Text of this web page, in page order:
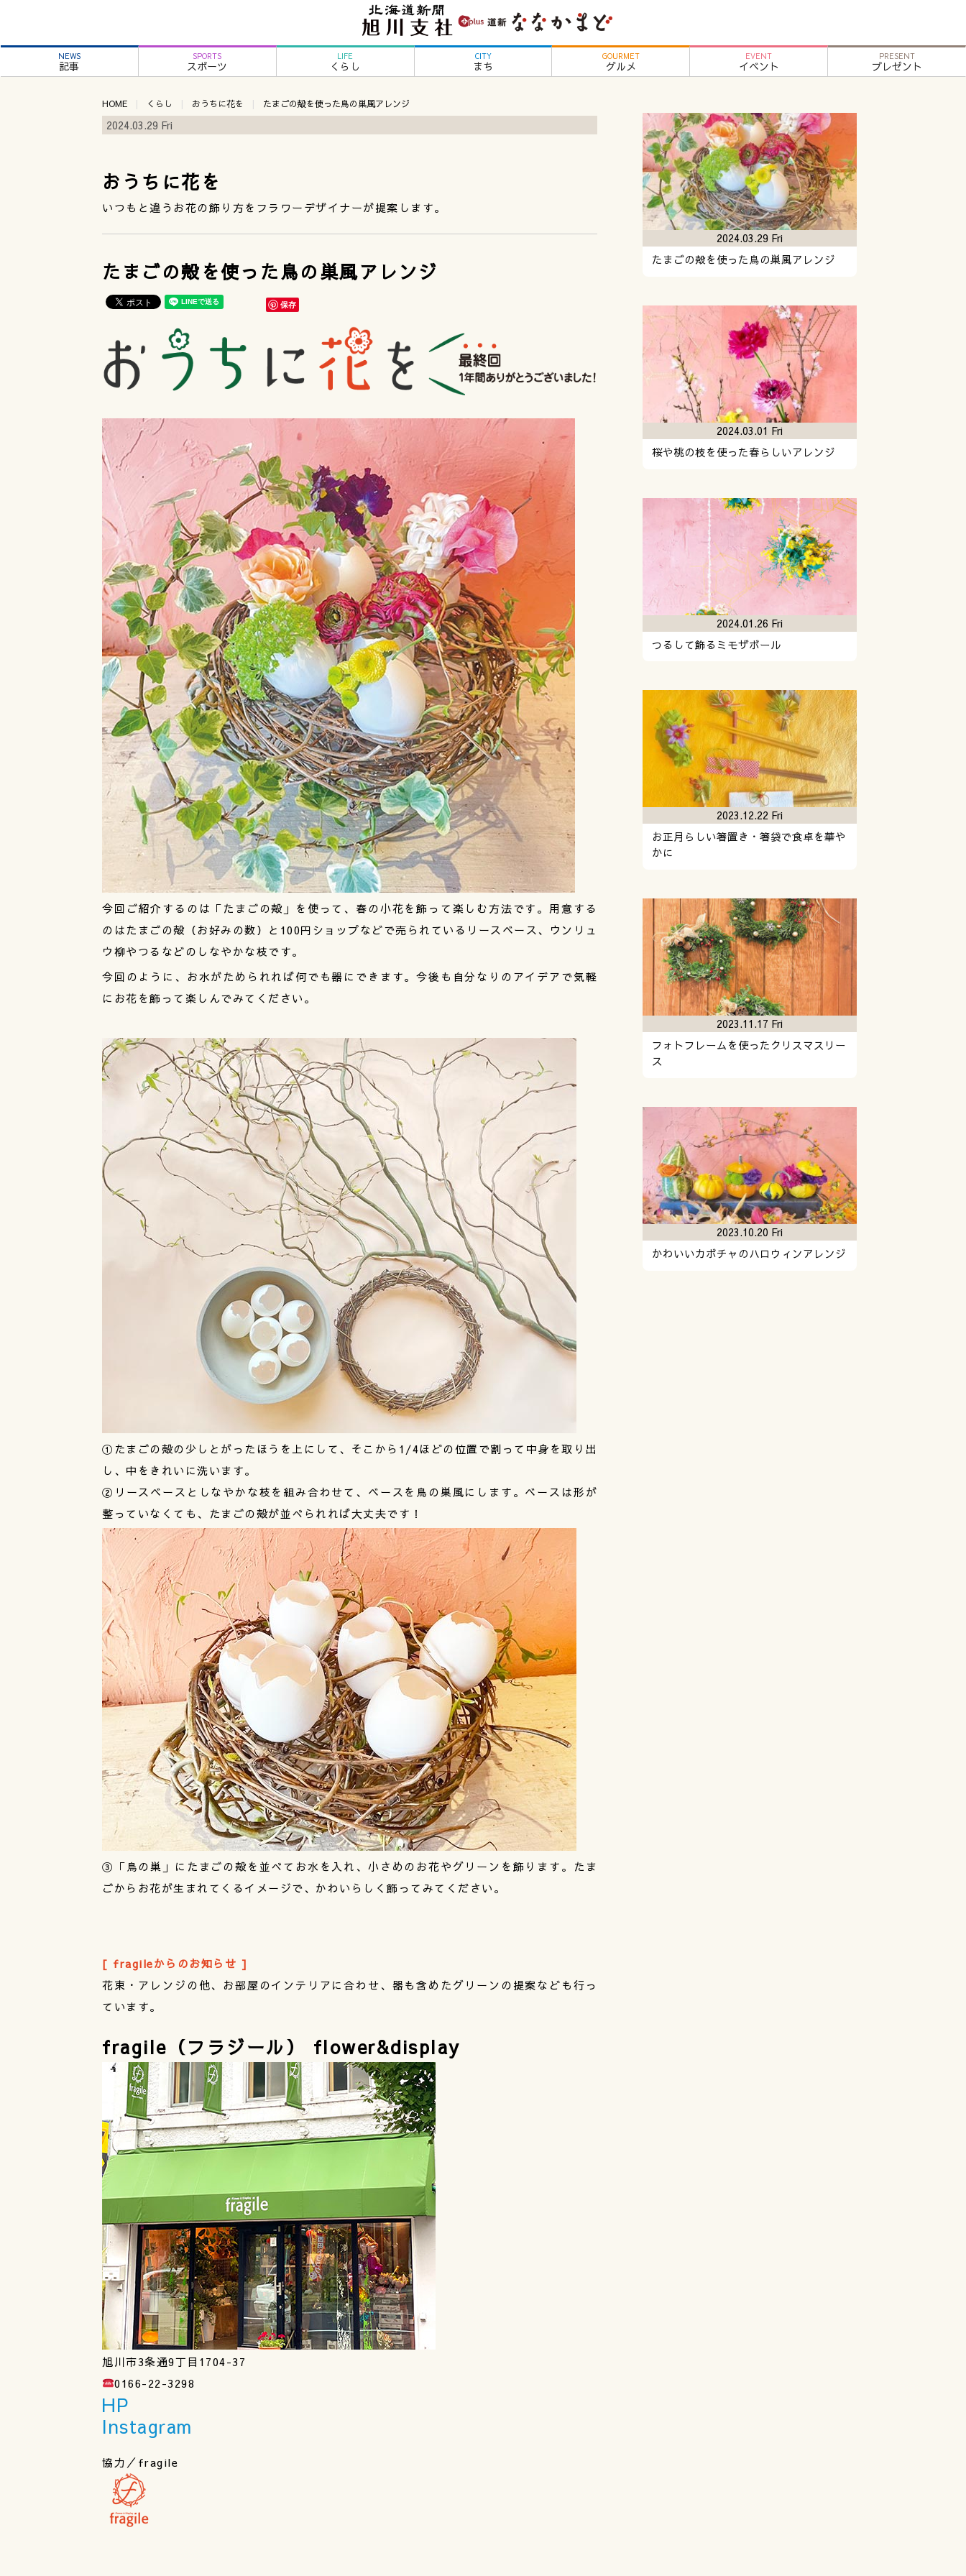
NEWS
記事
SPORTS
スポーツ
LIFE
くらし
CITY
まち
GOURMET
グルメ
EVENT
イベント
PRESENT
プレゼント
HOME くらし おうちに花を たまごの殻を使った鳥の巣風アレンジ
2024.03.29 Fri
おうちに花を
いつもと違うお花の飾り方をフラワーデザイナーが提案します。
たまごの殻を使った鳥の巣風アレンジ
保存
今回ご紹介するのは「たまごの殻」を使って、春の小花を飾って楽しむ方法です。用意する
のはたまごの殻（お好みの数）と100円ショップなどで売られているリースベース、ウンリュ
ウ柳やつるなどのしなやかな枝です。
今回のように、お水がためられれば何でも器にできます。今後も自分なりのアイデアで気軽
にお花を飾って楽しんでみてください。
①たまごの殻の少しとがったほうを上にして、そこから1/4ほどの位置で割って中身を取り出
し、中をきれいに洗います。
②リースベースとしなやかな枝を組み合わせて、ベースを鳥の巣風にします。ベースは形が
整っていなくても、たまごの殻が並べられれば大丈夫です！
③「鳥の巣」にたまごの殻を並べてお水を入れ、小さめのお花やグリーンを飾ります。たま
ごからお花が生まれてくるイメージで、かわいらしく飾ってみてください。
[ fragileからのお知らせ ]
花束・アレンジの他、お部屋のインテリアに合わせ、器も含めたグリーンの提案なども行っ
ています。
fragile（フラジール） flower&display
旭川市3条通9丁目1704-37
0166-22-3298
HP
Instagram
協力／fragile
たまごの殻を使った鳥の巣風アレンジ
2024.03.29 Fri
桜や桃の枝を使った春らしいアレンジ
2024.03.01 Fri
つるして飾るミモザボール
2024.01.26 Fri
お正月らしい箸置き・箸袋で食卓を華や
かに
2023.12.22 Fri
フォトフレームを使ったクリスマスリー
ス
2023.11.17 Fri
かわいいカボチャのハロウィンアレンジ
2023.10.20 Fri